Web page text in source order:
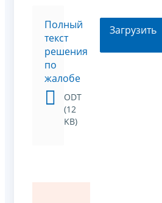
Полный
текст
решения
по
жалобе
ODT
(12
KB)
Загрузить